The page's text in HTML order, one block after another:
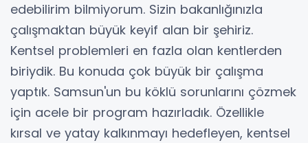
edebilirim bilmiyorum. Sizin bakanlığınızla
çalışmaktan büyük keyif alan bir şehiriz.
Kentsel problemleri en fazla olan kentlerden
biriydik. Bu konuda çok büyük bir çalışma
yaptık. Samsun'un bu köklü sorunlarını çözmek
için acele bir program hazırladık. Özellikle
kırsal ve yatay kalkınmayı hedefleyen, kentsel